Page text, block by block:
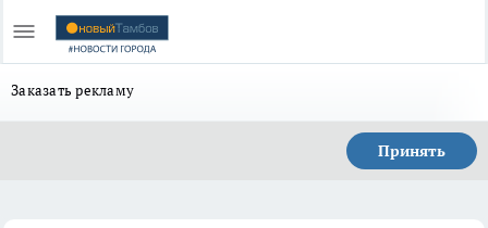
Заказать рекламу
Принять